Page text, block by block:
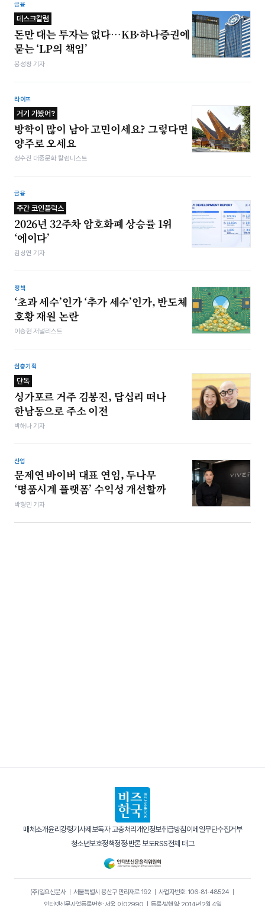
금융
데스크칼럼
돈만 대는 투자는 없다…KB·하나증권에
묻는 ‘LP의 책임’
봉성창 기자
라이프
거기 가봤어?
방학이 많이 남아 고민이세요? 그렇다면
양주로 오세요
정수진 대중문화 칼럼니스트
금융
주간 코인플릭스
2026년 32주차 암호화폐 상승률 1위
‘에이다’
김상연 기자
정책
‘초과 세수’인가 ‘추가 세수’인가, 반도체
호황 재원 논란
이승현 저널리스트
심층기획
단독
싱가포르 거주 김봉진, 답십리 떠나
한남동으로 주소 이전
박해나 기자
산업
문제연 바이버 대표 연임, 두나무
‘명품시계 플랫폼’ 수익성 개선할까
박형민 기자
매체소개윤리강령기사제보독자 고충처리개인정보취급방침이메일무단수집거부
청소년보호정책정정·반론 보도RSS전체 태그
(주)일요신문사｜ 서울특별시 용산구 만리재로 192｜ 사업자번호: 106-81-48524｜